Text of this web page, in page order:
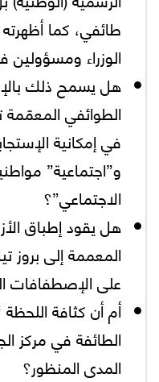
طائفي، كما
الوزراء ومسؤولين
هل يسمح ذلك
الطوائفي
في إمكانية
و”اجتماعية”
الاجتماعي”؟
هل يقود إطباق
المعممة إلى بروز
على الإصطفافات
أم أن كثافة
الطائفة في مركز
المدى المنظور؟